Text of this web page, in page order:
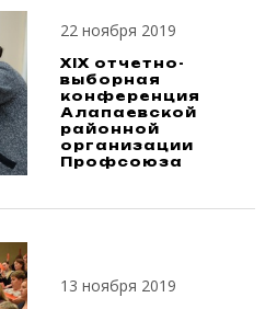
22 ноября 2019
XIX отчетно-
выборная
конференция
Алапаевской
районной
организации
Профсоюза
13 ноября 2019